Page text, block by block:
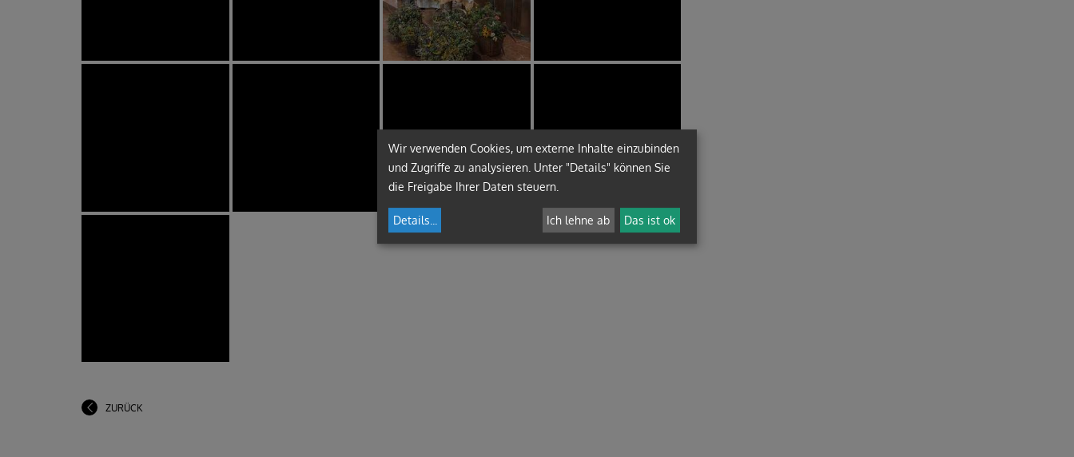
ZURÜCK
Wir verwenden Cookies, um externe Inhalte einzubinden
und Zugriffe zu analysieren. Unter "Details" können Sie
die Freigabe Ihrer Daten steuern.
Details Ich lehne ab Das ist ok